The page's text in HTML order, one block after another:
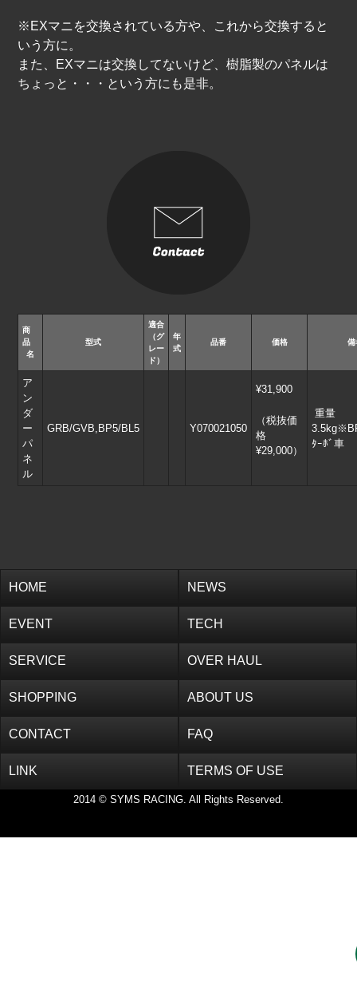
GD/GG – C.D.E
FORESTER
SG – D.E.F
SG – A.B.C SF
CONTACT FAQ
LINK TERMS OF USE
※EXマニを交換されている方や、これから交換すると
いう方に。
また、EXマニは交換してないけど、樹脂製のパネルは
ちょっと・・・という方にも是非。
商
品
名
型式
適合
（グ
レー
ド）
年
式
品番 価格 備
ア
ン
ダ
ー
パ
ネ
ル
GRB/GVB,BP5/BL5 Y070021050
¥31,900
（税抜価
格
¥29,000）
重量
ﾀｰﾎﾞ車
HOME NEWS
EVENT TECH
SERVICE OVER HAUL
SHOPPING ABOUT US
CONTACT FAQ
LINK TERMS OF USE
2014 © SYMS RACING. All Rights Reserved.